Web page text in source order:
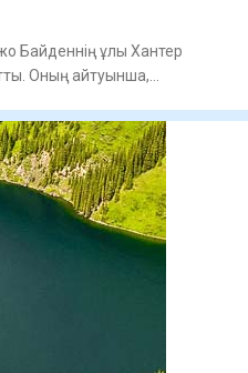
Байденнің ұлы Хантер
Оның айтуынша,